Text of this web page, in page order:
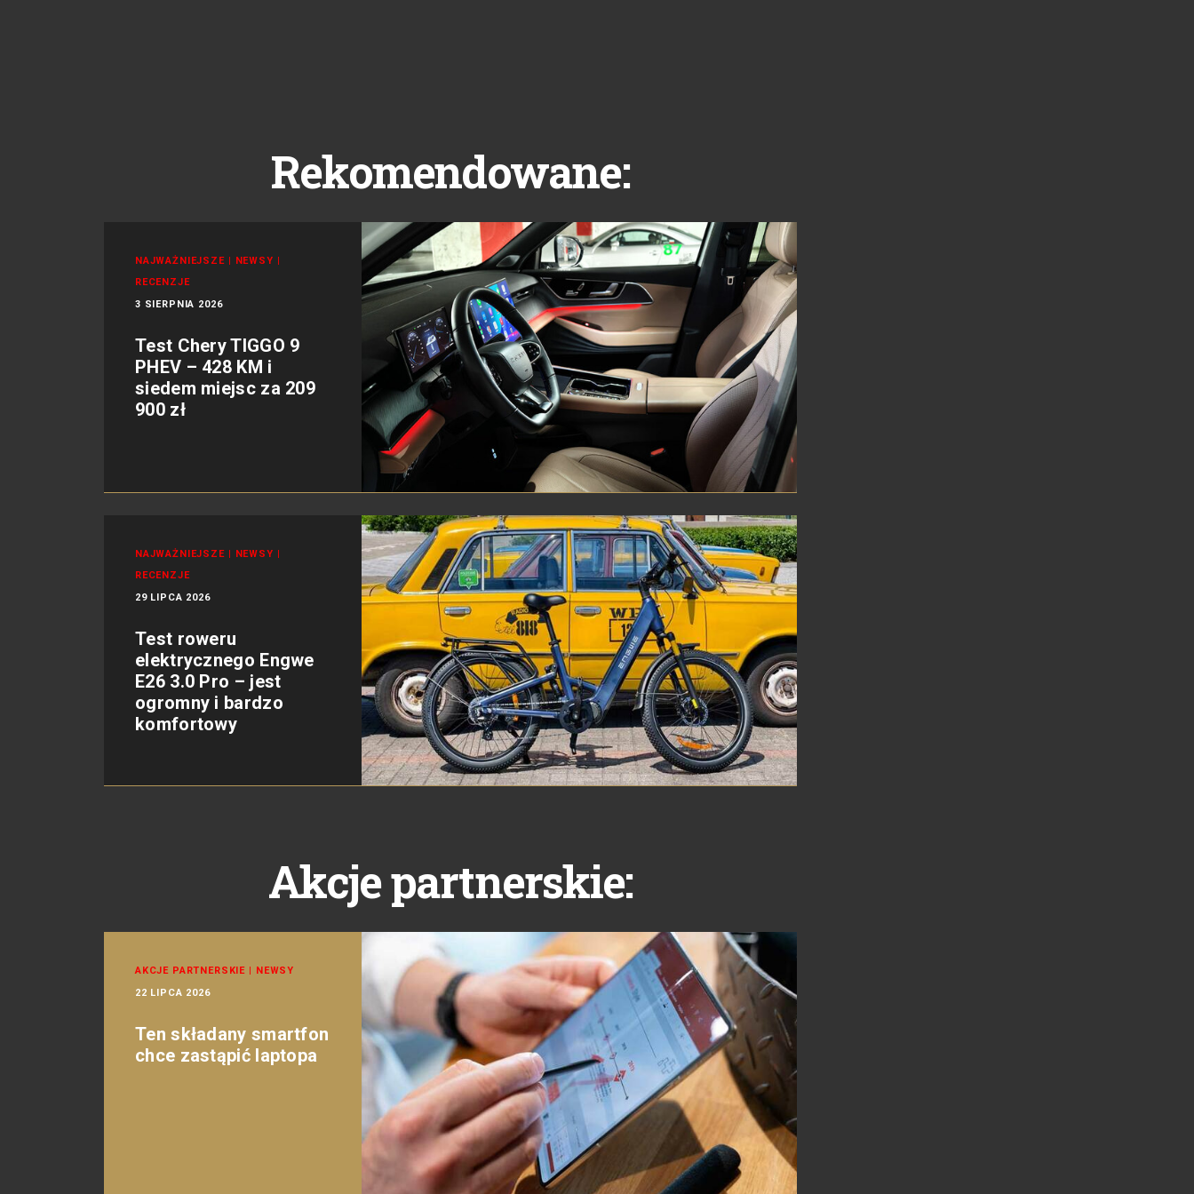
Rekomendowane:
NAJWAŻNIEJSZE | NEWSY |
RECENZJE
3 SIERPNIA 2026
Test Chery TIGGO 9
PHEV – 428 KM i
siedem miejsc za 209
900 zł
NAJWAŻNIEJSZE | NEWSY |
RECENZJE
29 LIPCA 2026
Test roweru
elektrycznego Engwe
E26 3.0 Pro – jest
ogromny i bardzo
komfortowy
Akcje partnerskie:
AKCJE PARTNERSKIE | NEWSY
22 LIPCA 2026
Ten składany smartfon
chce zastąpić laptopa